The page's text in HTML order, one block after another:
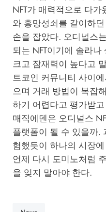
NFT가 매력적으로 다
와 흥망성쇠를 같이하
손을 잡았다. 오디널스
되는 NFT이기에 솔라
크고 잠재력이 높다고
트코인 커뮤니티 사이
으며 거래 방법이 복잡
하기 어렵다고 평가받
매직에덴은 오디널스
플랫폼이 될 수 있을까.
험했듯이 하나의 시장
언제 다시 도미노처럼
을 잊지 말아야 한다.